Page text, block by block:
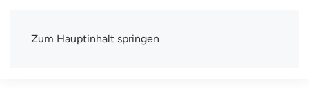
Zum Hauptinhalt springen
TSV Berlin-Wittenau e.V.